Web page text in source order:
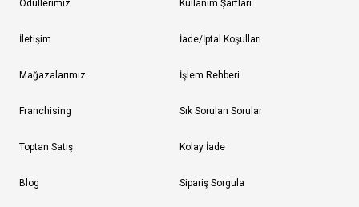
Ödüllerimiz
İletişim
Mağazalarımız
Franchising
Toptan Satış
Blog
Kullanım Şartları
İade/İptal Koşulları
İşlem Rehberi
Sık Sorulan Sorular
Kolay İade
Sipariş Sorgula